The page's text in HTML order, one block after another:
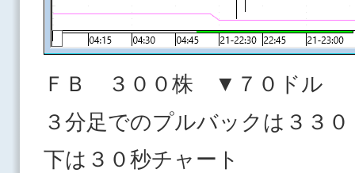
ＦＢ ３００株 ▼７０ドル
３分足でのプルバックは３３
下は３０秒チャート